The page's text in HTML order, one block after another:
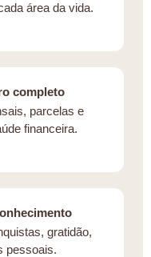
área da vida.
completo
parcelas e
financeira.
gratidão,
pessoais.